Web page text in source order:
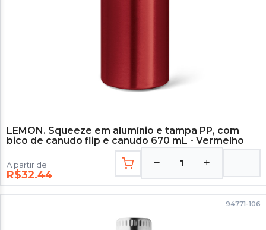
LEMON. Squeeze em alumínio e tampa PP, com
bico de canudo flip e canudo 670 mL - Vermelho
A partir de
R$32.44
− 1 +
94771-106